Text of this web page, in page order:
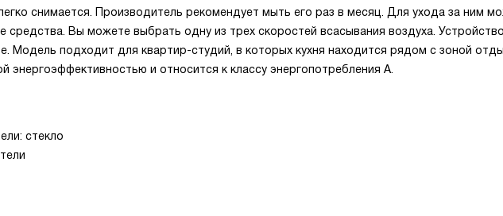
снимается. Производитель рекомендует мыть его раз в месяц. Для ухода за ним
средства. Вы можете выбрать одну из трех скоростей всасывания воздуха. Устройство
Модель подходит для квартир-студий, в которых кухня находится рядом с зоной
энергоэффективностью и относится к классу энергопотребления А.
стекло